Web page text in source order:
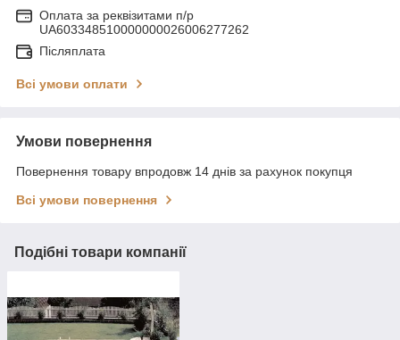
Оплата за реквізитами п/р
UA603348510000000026006277262
Післяплата
Всі умови оплати
Умови повернення
Повернення товару впродовж 14 днів за рахунок покупця
Всі умови повернення
Подібні товари компанії